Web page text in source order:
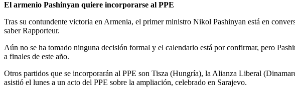
El armenio Pashinyan quiere incorporarse al PPE
Tras su contundente victoria en Armenia, el primer ministro Nikol Pashinyan está en
saber Rapporteur.
Aún no se ha tomado ninguna decisión formal y el calendario está por confirmar, pero
a finales de este año.
Otros partidos que se incorporarán al PPE son Tisza (Hungría), la Alianza Liberal
asistió el lunes a un acto del PPE sobre la ampliación, celebrado en Sarajevo.